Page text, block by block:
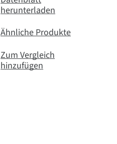
herunterladen
Ähnliche Produkte
Zum Vergleich
hinzufügen